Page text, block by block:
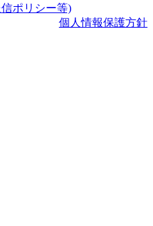
ポリシー等)
個人情報保護方針